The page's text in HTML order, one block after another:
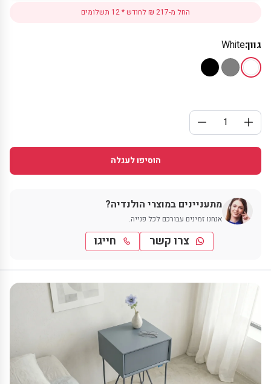
החל מ-217 ₪ לחודש * 12 תשלומים
גוון:White
הוסיפו לעגלה
מתעניינים במוצרי הולנדיה?
אנחנו זמינים עבורכם לכל פנייה.
צרו קשר חייגו